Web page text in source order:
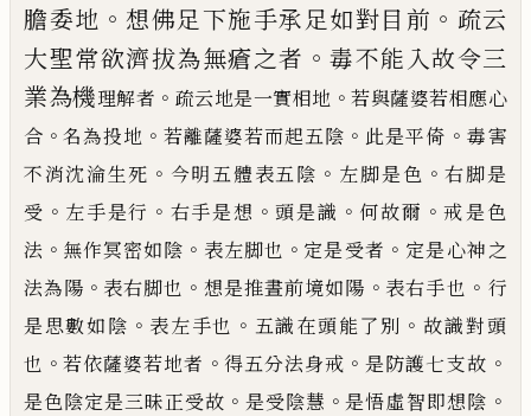
膽委地 。 想佛足下施手承足如對目前 。 疏云
大聖常欲濟拔為無瘡之者 。 毒不能入故令三
業為機理解者 。 疏云地是一實相地 。 若與薩婆若相應心
合 。 名為投地 。 若離薩婆若而起五陰 。 此是平倚 。 毒害
不消沈淪生死 。 今明五體表五陰 。 左脚是色 。 右脚是
受 。 左手是行 。 右手是想 。 頭是識 。 何故爾 。 戒是色
法 。 無作冥密如陰 。 表左脚也 。 定是受者 。 定是心神之
法為陽 。 表右脚也 。 想是推晝前境如陽 。 表右手也 。 行
是思數如陰 。 表左手也 。 五識在頭能了別 。 故識對頭
也 。 若依薩婆若地者 。 得五分法身戒 。 是防護七支故 。
是色陰定是三昧正受故 。 是受陰慧 。 是悟虛智即想陰 。